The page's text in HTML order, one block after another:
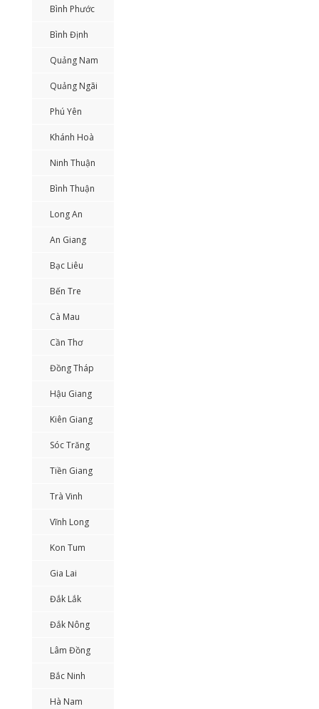
Bình Phước
Bình Định
Quảng Nam
Quảng Ngãi
Phú Yên
Khánh Hoà
Ninh Thuận
Bình Thuận
Long An
An Giang
Bạc Liêu
Bến Tre
Cà Mau
Cần Thơ
Đồng Tháp
Hậu Giang
Kiên Giang
Sóc Trăng
Tiền Giang
Trà Vinh
Vĩnh Long
Kon Tum
Gia Lai
Đắk Lắk
Đắk Nông
Lâm Đồng
Bắc Ninh
Hà Nam